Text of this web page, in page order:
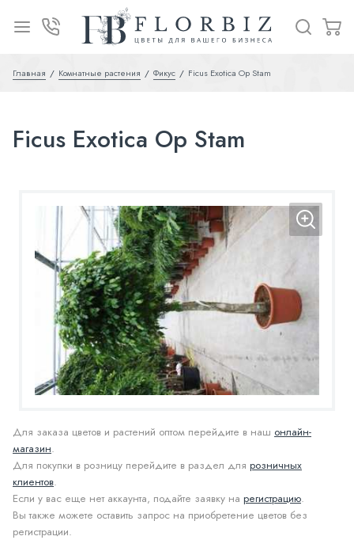
Главная Комнатные растения Фикус Ficus Exotica Op Stam
Ficus Exotica Op Stam
Для заказа цветов и растений оптом перейдите в наш онлайн-
магазин.
Для покупки в розницу перейдите в раздел для розничных
клиентов.
Если у вас еще нет аккаунта, подайте заявку на регистрацию.
Вы также можете оставить запрос на приобретение цветов без
регистрации.